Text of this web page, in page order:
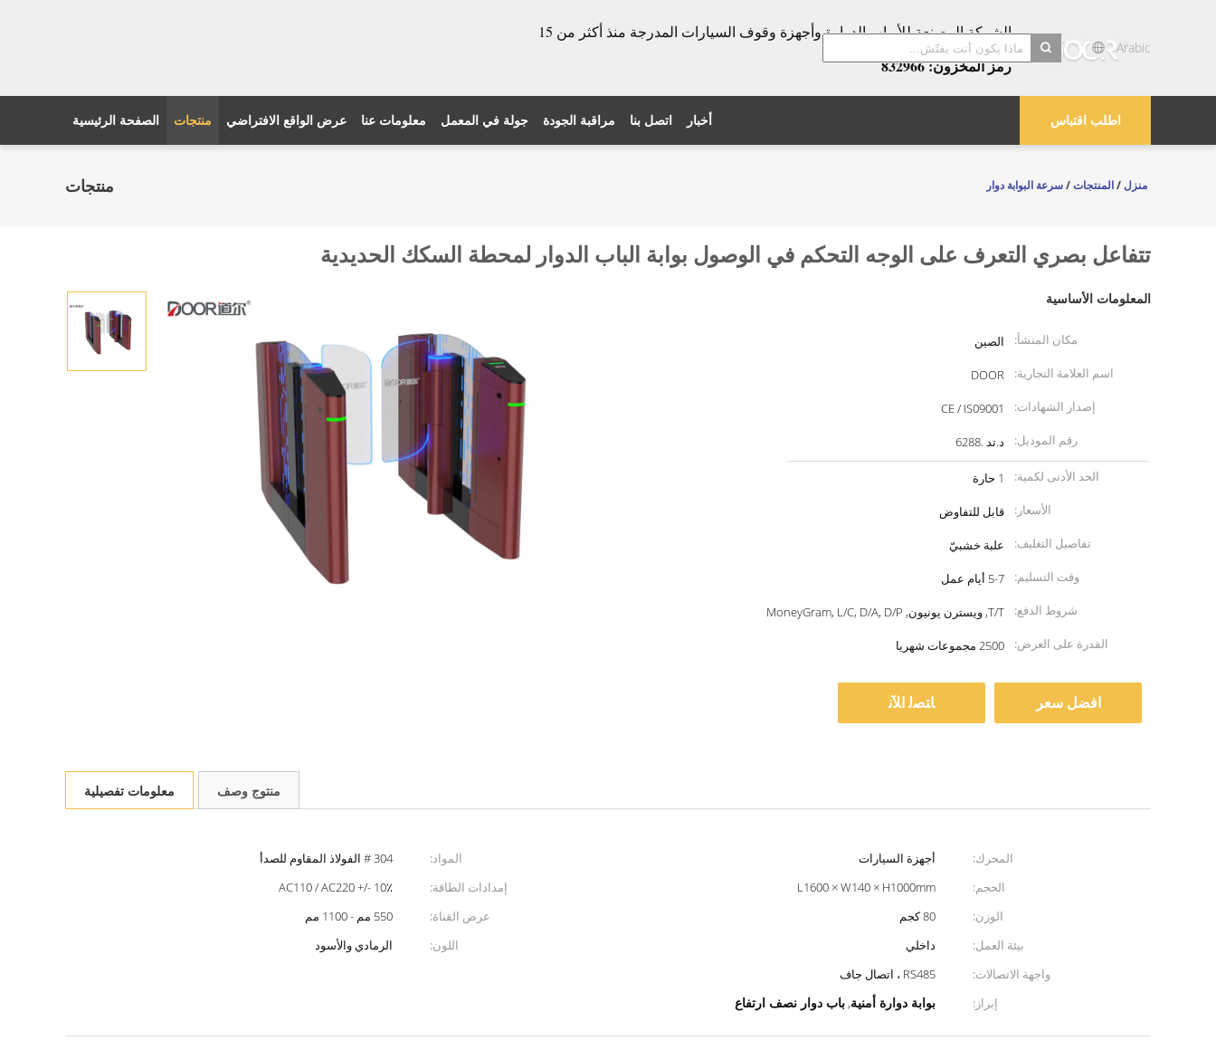
الشركة المصنعة للأبواب الدوارة وأجهزة وقوف السيارات المدرجة منذ أكثر من 15
عامًا!
رمز المخزون: 832966
Arabic
اطلب اقتباس الصفحة الرئيسية منتجات عرض الواقع الافتراضي معلومات عنا جولة في المعمل مراقبة الجودة اتصل بنا أخبار
منتجات منزل/المنتجات/سرعة البوابة دوار
تتفاعل بصري التعرف على الوجه التحكم في الوصول بوابة الباب الدوار لمحطة السكك الحديدية
المعلومات الأساسية
مكان المنشأ:
الصين
اسم العلامة التجارية:
DOOR
إصدار الشهادات:
CE / IS09001
رقم الموديل:
د.تد .6288
الحد الأدنى لكمية:
1 حارة
الأسعار:
قابل للتفاوض
تفاصيل التغليف:
علبة خشبيّ
وقت التسليم:
5-7 أيام عمل
شروط الدفع:
T/T, ويسترن يونيون, MoneyGram, L/C, D/A, D/P
القدرة على العرض:
2500 مجموعات شهريا
افضل سعر ﺎﺘﺼﻟ ﺍﻶﻧ
معلومات تفصيلية منتوج وصف
المحرك: أجهزة السيارات المواد:
304 # الفولاذ المقاوم للصدأ
الحجم:
L1600 × W140 × H1000mm إمدادات الطاقة:
AC110 / AC220 +/- 10٪
الوزن:
80 كجم عرض القناة:
550 مم - 1100 مم
بيئة العمل:
داخلي اللون:
الرمادي والأسود
واجهة الاتصالات:
RS485 ، اتصال جاف
إبراز:
بوابة دوارة أمنية, باب دوار نصف ارتفاع